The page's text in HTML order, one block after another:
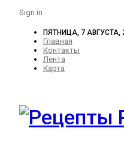
Sign in
ПЯТНИЦА, 7 АВГУСТА,
Главная
Контакты
Лента
Карта